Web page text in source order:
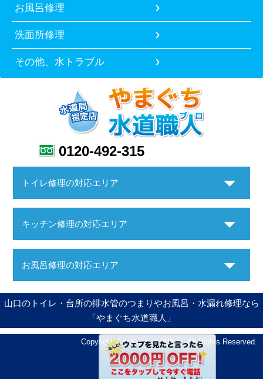
お風呂修理
洗面所修理
その他、水トラブル
0120-492-315
トイレ修理の対応エリア
キッチン修理の対応エリア
お風呂修理の対応エリア
山口のトイレ・台所の排水管のつまりやお風呂・水漏れ修理なら
「やまぐち水道職人」
Copyright ©やまぐち水道職人. All Rights Reserved.